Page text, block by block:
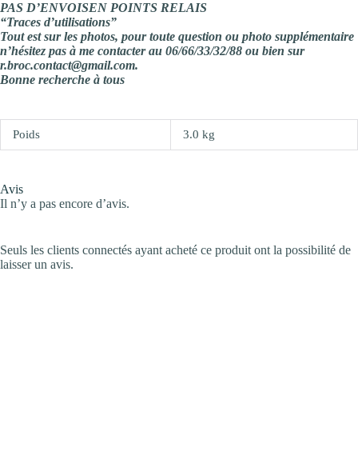
PAS D’ENVOISEN POINTS RELAIS
“Traces d’utilisations”
Tout est sur les photos, pour toute question ou photo supplémentaire
n’hésitez pas à me contacter au 06/66/33/32/88 ou bien sur
r.broc.contact@gmail.com.
Bonne recherche à tous
Poids 3.0 kg
Avis
Il n’y a pas encore d’avis.
Seuls les clients connectés ayant acheté ce produit ont la possibilité de
laisser un avis.